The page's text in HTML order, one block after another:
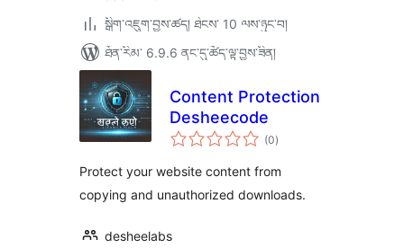
སྒྲིག་འཇུག་བྱས་ཚད། ཐེངས་ 10 ལས་ཉུང་བ།
ཐོན་རིམ་ 6.9.6 ནང་དུ་ཚོད་ལྟ་བྱས་ཟིན།
Content Protection
Desheecode
(0གདེང་
འཇོག་
ཚང་།
)
Protect your website content from
copying and unauthorized downloads.
desheelabs